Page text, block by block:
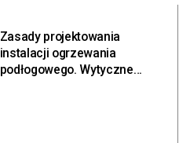
Zasady projektowania
instalacji ogrzewania
podłogowego. Wytyczne